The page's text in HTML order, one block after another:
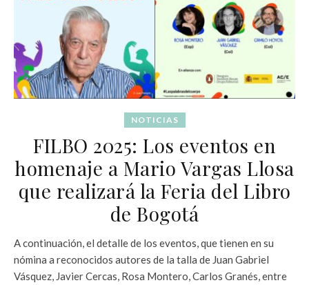
NOTICIAS
FILBO 2025: Los eventos en
homenaje a Mario Vargas Llosa
que realizará la Feria del Libro
de Bogotá
A continuación, el detalle de los eventos, que tienen en su
nómina a reconocidos autores de la talla de Juan Gabriel
Vásquez, Javier Cercas, Rosa Montero, Carlos Granés, entre